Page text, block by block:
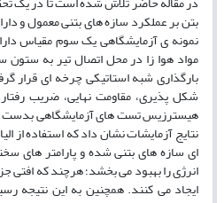
بتن بر عملکرد سازه های بتنی معمول و
نمونه ی آزمایشگاهی یک سوم مقیاس
مواد هوا زا در محل اتصال تیر به
بارگذاری شبه استاتیکی چرخه ای قرار
شکل پذیری، مقاومت نهایی، ضریب
هیسترزیس تست های آزمایشگاهی بدست
نتایج آزمایشات نشان داد که استفاده از
ای سازه های بتنی شده و پارامتر های
انرژی را بهبود می بخشد؛ هرچند که
ایجاد می کنند. همچنین به این